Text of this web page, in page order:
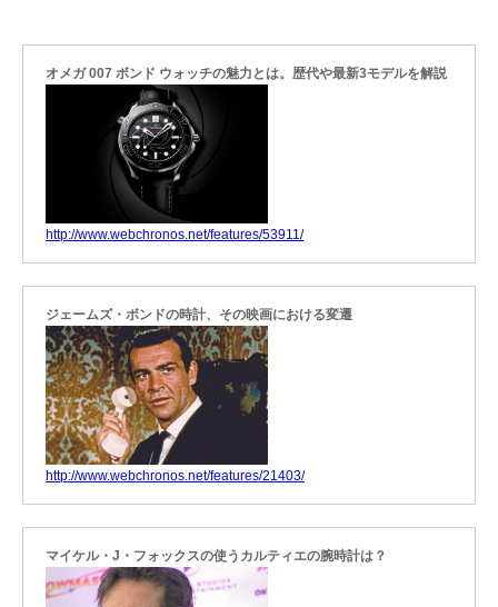
オメガ 007 ボンド ウォッチの魅力とは。歴代や最新3モデルを解説
http://www.webchronos.net/features/53911/
ジェームズ・ボンドの時計、その映画における変遷
http://www.webchronos.net/features/21403/
マイケル・J・フォックスの使うカルティエの腕時計は？